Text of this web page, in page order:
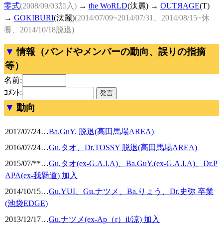
零式(2008/09/03加入) → the WoRLD(汰麗) → OUTЯAGE(T)
→ GOKIBURI(汰麗)(2014/07/09~2014/07/31、2014/08/15~休
養、2014/10/18脱退)
情報（バンドやメンバーの動向、誤りの指摘
等）
名前:
ｺﾒﾝﾄ:
動向
2017/07/24…Ba.GuY. 脱退(高田馬場AREA)
2016/07/24…Gu.タオ、Dr.TOSSY 脱退(高田馬場AREA)
2015/07/**…Gu.タオ(ex-G.A.I.A)、Ba.GuY.(ex-G.A.I.A)、Dr.P
APA(ex-我羇道) 加入
2014/10/15…Gu.YUI、Gu.ナツメ、Ba.りょう、Dr.史弥 卒業
(池袋EDGE)
2013/12/17…Gu.ナツメ(ex-Ap（r）il/涼) 加入